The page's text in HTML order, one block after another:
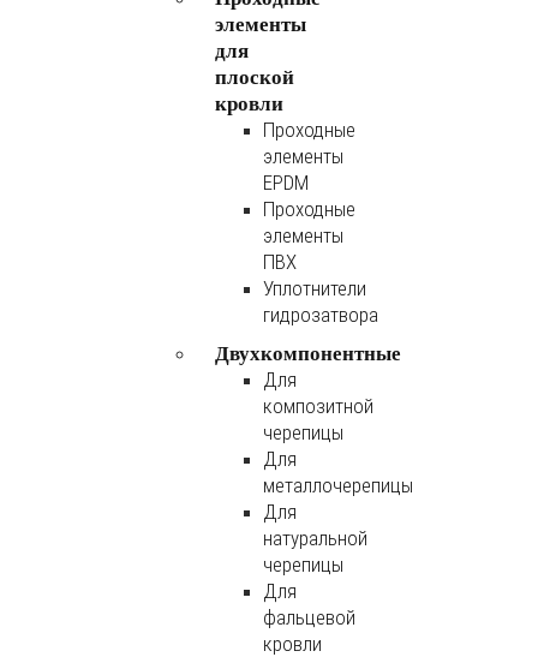
элементы
для
плоской
кровли
Проходные
элементы
EPDM
Проходные
элементы
ПВХ
Уплотнители
гидрозатвора
Двухкомпонентные
Для
композитной
черепицы
Для
металлочерепицы
Для
натуральной
черепицы
Для
фальцевой
кровли